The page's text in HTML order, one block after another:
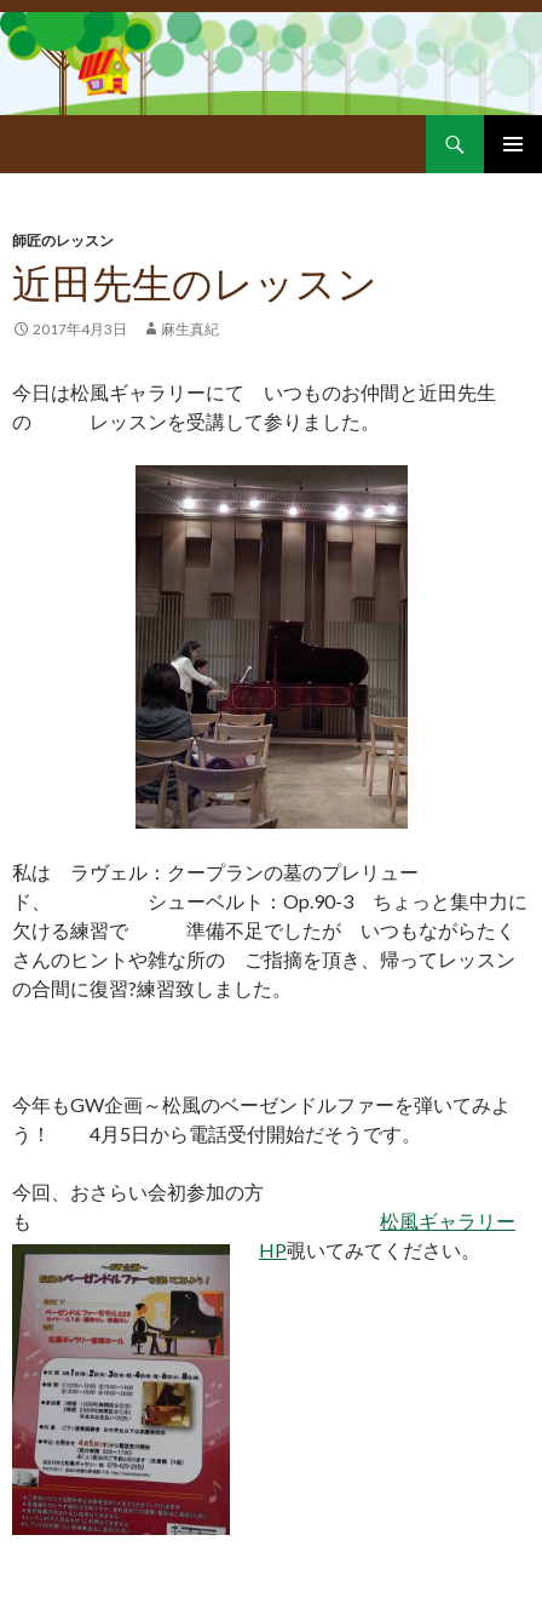
師匠のレッスン
近田先生のレッスン
2017年4月3日 麻生真紀
今日は松風ギャラリーにて いつものお仲間と近田先生
の レッスンを受講して参りました。
私は ラヴェル：クープランの墓のプレリュー
ド、 シューベルト：Op.90-3 ちょっと集中力に
欠ける練習で 準備不足でしたが いつもながらたく
さんのヒントや雑な所の ご指摘を頂き、帰ってレッスン
の合間に復習?練習致しました。
今年もGW企画～松風のベーゼンドルファーを弾いてみよ
う！ 4月5日から電話受付開始だそうです。
今回、おさらい会初参加の方
も 松風ギャラリー
HP覗いてみてください。